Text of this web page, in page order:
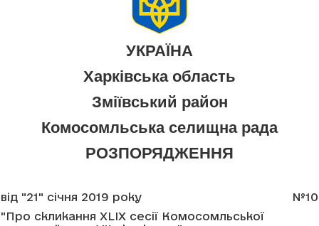
УКРАЇНА
Харківська область
Зміївський район
Комосомльська селищна рада
РОЗПОРЯДЖЕННЯ
від "21" січня 2019 року
"Про скликання XLIX сесії Комосомльської
№10